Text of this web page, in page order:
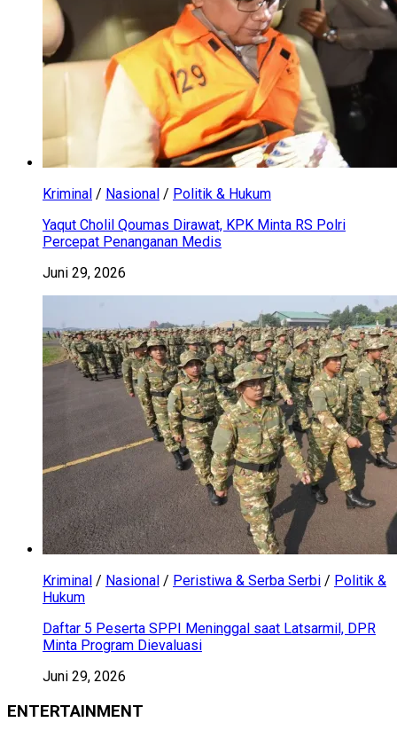
Kriminal / Nasional / Politik & Hukum
Yaqut Cholil Qoumas Dirawat, KPK Minta RS Polri
Percepat Penanganan Medis
Juni 29, 2026
Kriminal / Nasional / Peristiwa & Serba Serbi / Politik &
Hukum
Daftar 5 Peserta SPPI Meninggal saat Latsarmil, DPR
Minta Program Dievaluasi
Juni 29, 2026
ENTERTAINMENT